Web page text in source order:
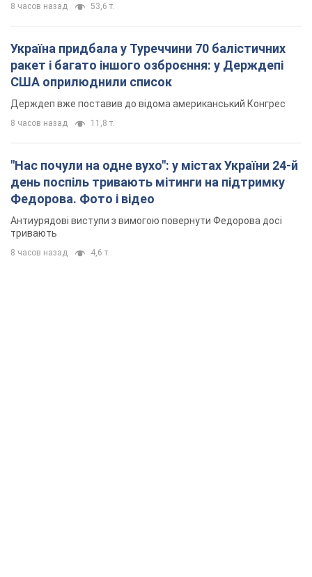
8 часов назад 53,6 т.
Україна придбала у Туреччини 70 балістичних
ракет і багато іншого озброєння: у Держдепі
США оприлюднили список
Держдеп вже поставив до відома американський Конгрес
8 часов назад 11,8 т.
"Нас почули на одне вухо": у містах України 24-й
день поспіль тривають мітинги на підтримку
Федорова. Фото і відео
Антиурядові виступи з вимогою повернути Федорова досі
тривають
8 часов назад 4,6 т.